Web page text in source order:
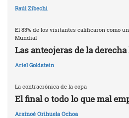
Raúl Zibechi
El 83% de los visitantes calificaron como
Mundial
Las anteojeras de la
Ariel Goldstein
La contracrónica de la copa
El final o todo lo que mal
Arsinoé Orihuela Ochoa